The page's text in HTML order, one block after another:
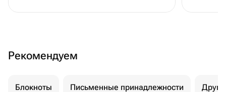
Рекомендуем
Блокноты Письменные принадлежности